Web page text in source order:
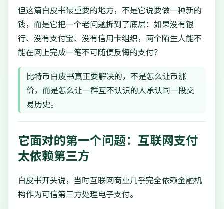
但这篇白皮书最重要的地方，不是它说要做一种新的
钱，而是它把一个老问题拆到了底层：如果没有银
行、没有支付宝、没有信用卡组织，两个陌生人能不
能在网上完成一笔不可随便反悔的支付？
比特币白皮书真正要解决的，不是怎么让币涨
价，而是怎么让一群互不认识的人承认同一段交
易历史。
它面对的第一个问题：互联网支付
太依赖第三方
白皮书开头说，当时互联网商业几乎完全依赖金融机
构作为可信第三方处理电子支付。